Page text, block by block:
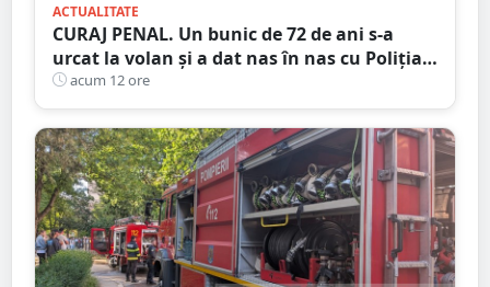
ACTUALITATE
CURAJ PENAL. Un bunic de 72 de ani s-a
urcat la volan și a dat nas în nas cu Poliția
Satu Mare
acum 12 ore